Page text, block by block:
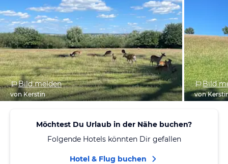
Bild melden
von Kerstin
Bild
von
Möchtest Du Urlaub in der Nähe buchen?
Folgende Hotels könnten Dir gefallen
Hotel & Flug buchen